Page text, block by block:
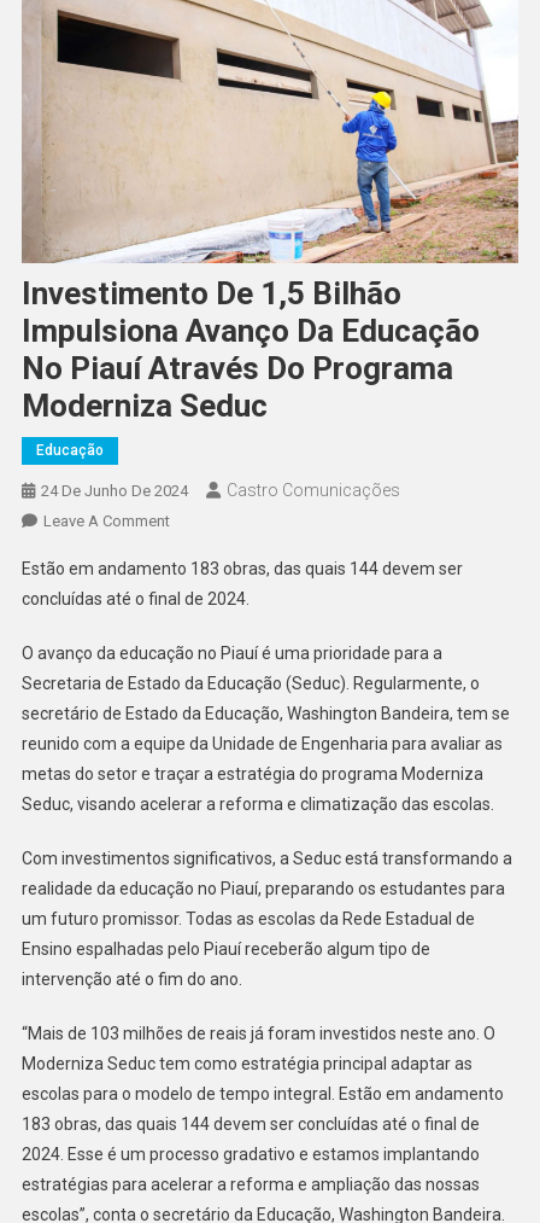
Investimento De 1,5 Bilhão
Impulsiona Avanço Da Educação
No Piauí Através Do Programa
Moderniza Seduc
Educação
24 De Junho De 2024 Castro Comunicações
Leave A Comment
Estão em andamento 183 obras, das quais 144 devem ser
concluídas até o final de 2024.
O avanço da educação no Piauí é uma prioridade para a
Secretaria de Estado da Educação (Seduc). Regularmente, o
secretário de Estado da Educação, Washington Bandeira, tem se
reunido com a equipe da Unidade de Engenharia para avaliar as
metas do setor e traçar a estratégia do programa Moderniza
Seduc, visando acelerar a reforma e climatização das escolas.
Com investimentos significativos, a Seduc está transformando a
realidade da educação no Piauí, preparando os estudantes para
um futuro promissor. Todas as escolas da Rede Estadual de
Ensino espalhadas pelo Piauí receberão algum tipo de
intervenção até o fim do ano.
“Mais de 103 milhões de reais já foram investidos neste ano. O
Moderniza Seduc tem como estratégia principal adaptar as
escolas para o modelo de tempo integral. Estão em andamento
183 obras, das quais 144 devem ser concluídas até o final de
2024. Esse é um processo gradativo e estamos implantando
estratégias para acelerar a reforma e ampliação das nossas
escolas”, conta o secretário da Educação, Washington Bandeira.